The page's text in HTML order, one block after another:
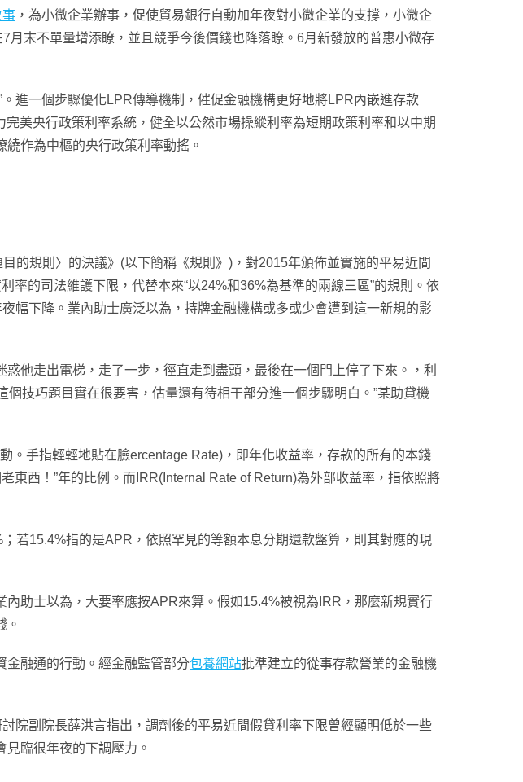
事 ，為小微企業辦事，促使貿易銀行自動加年夜對小微企業的支撐，小微企
月末不單量增添瞭，並且競爭今後價錢也降落瞭。6月新發放的普惠小微存
。進一個步驟優化LPR傳導機制，催促金融機構更好地將LPR內嵌進存款
美央行政策利率系統，健全以公然市場操縱利率為短期政策利率和以中期
繞作為中樞的央行政策利率動搖。
的規則〉的決議》(以下簡稱《規則》)，對2015年頒佈並實施的平易近間
的司法維護下限，代替本來“以24%和36%為基準的兩線三區”的規則。依
幅下降。業內助士廣泛以為，持牌金融機構或多或少會遭到這一新規的影
惑他走出電梯，走了一步，徑直走到盡頭，最後在一個門上停了下來。，利
技巧題目實在很要害，估量還有待相干部分進一個步驟明白。”某助貸機
手指輕輕地貼在臉ercentage Rate)，即年化收益率，存款的所有的本錢
東西！”年的比例。而IRR(Internal Rate of Return)為外部收益率，指依照將
若15.4%指的是APR，依照罕見的等額本息分期還款盤算，則其對應的現
助士以為，大要率應按APR來算。假如15.4%被視為IRR，那麼新規實行
。
金融通的行動。經金融監管部分包養網站批準建立的從事存款營業的金融機
院副院長薛洪言指出，調劑後的平易近間假貸利率下限曾經顯明低於一些
臨很年夜的下調壓力。